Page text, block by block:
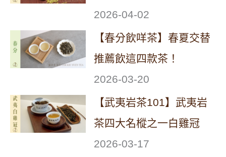
2026-04-02
【春分飲咩茶】春夏交替
推薦飲這四款茶！
2026-03-20
【武夷岩茶101】武夷岩
茶四大名樅之一白雞冠
2026-03-17